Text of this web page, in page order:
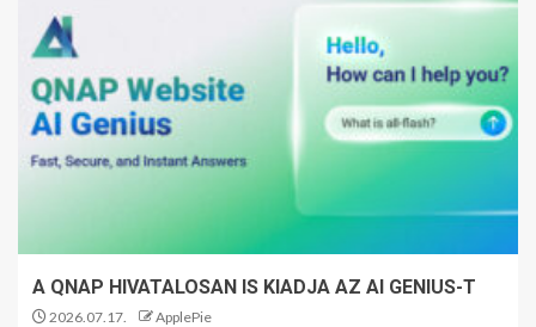
A QNAP HIVATALOSAN IS KIADJA AZ AI GENIUS-T
2026.07.17. ApplePie